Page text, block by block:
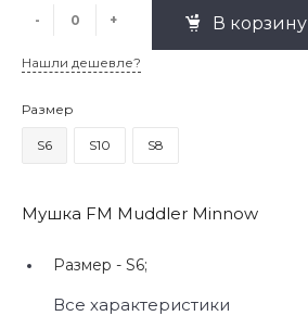
- + В корзину
Нашли дешевле?
Размер
S6 S10 S8
Мушка FM Muddler Minnow
Размер - S6;
Все характеристики